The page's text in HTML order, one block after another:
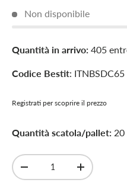
Non disponibile
Quantità in arrivo: 405
Codice Bestit: ITNBSDC65
Registrati per scoprire il prezzo
Quantità scatola/pallet: 20
Qty
-
+